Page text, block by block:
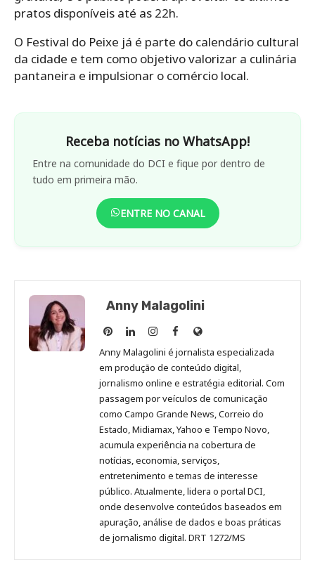
pratos disponíveis até as 22h.
O Festival do Peixe já é parte do calendário cultural
da cidade e tem como objetivo valorizar a culinária
pantaneira e impulsionar o comércio local.
Receba notícias no WhatsApp!
Entre na comunidade do DCI e fique por dentro de
tudo em primeira mão.
ENTRE NO CANAL
Anny Malagolini
Anny
Malagolini
no
Pinterest
Anny
Malagolini
no
LinkedIn
Anny
Malagolini
no
Instagram
Anny
Malagolini
no
Facebook
Site
de
Anny
Malagolini
Anny Malagolini é jornalista especializada
em produção de conteúdo digital,
jornalismo online e estratégia editorial. Com
passagem por veículos de comunicação
como Campo Grande News, Correio do
Estado, Midiamax, Yahoo e Tempo Novo,
acumula experiência na cobertura de
notícias, economia, serviços,
entretenimento e temas de interesse
público. Atualmente, lidera o portal DCI,
onde desenvolve conteúdos baseados em
apuração, análise de dados e boas práticas
de jornalismo digital. DRT 1272/MS